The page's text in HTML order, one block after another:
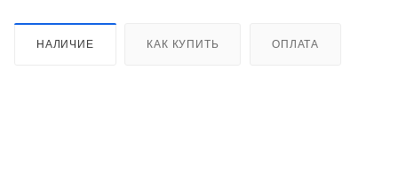
НАЛИЧИЕ КАК КУПИТЬ ОПЛАТА